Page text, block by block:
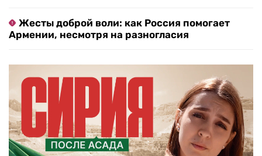
Жесты доброй воли: как Россия помогает
Армении, несмотря на разногласия